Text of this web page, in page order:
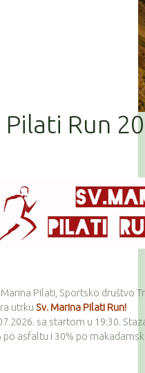
Pilati Run
Pilati, Sportsko društvo
utrku Sv. Marina Pilati Run!
sa startom u 19:30.
po asfaltu i 30% po